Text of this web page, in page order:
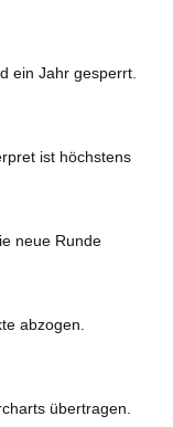
ein Jahr gesperrt.
ist höchstens
neue Runde
abzogen.
übertragen.